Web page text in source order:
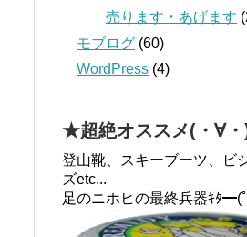
売ります・あげます
モブログ (60)
WordPress (4)
★超絶オススメ(・∀
登山靴、スキーブーツ、ビ
ズetc...
足のニホヒの最終兵器ｷﾀ